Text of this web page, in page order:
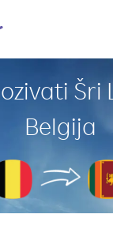
Šri
Belgija